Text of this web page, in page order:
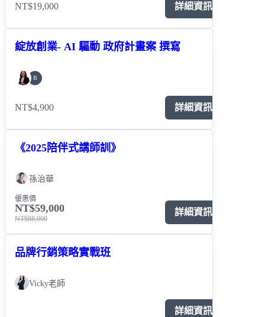
NT$19,000 詳細資訊
綻放創業- AI 驅動 政府計畫案 撰寫
B
NT$4,900 詳細資訊
《2025陪伴式講師訓》
孫治華
優惠價
NT$59,000
NT$88,000
詳細資訊
品牌行銷策略實戰班
Vicky老師
詳細資訊